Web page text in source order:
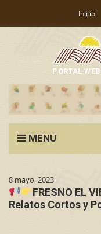
Inicio
PORTAL
MENU
8 mayo, 2023
FRESNO EL
Relatos Cortos y